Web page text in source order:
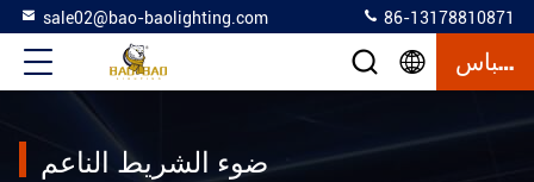
sale02@bao-baolighting.com 86-13178810871
إقتباس
ضوء الشريط الناعم